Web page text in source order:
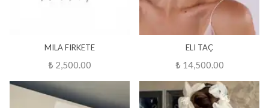
MILA FIRKETE
₺ 2,500.00
ELI TAÇ
₺ 14,500.00